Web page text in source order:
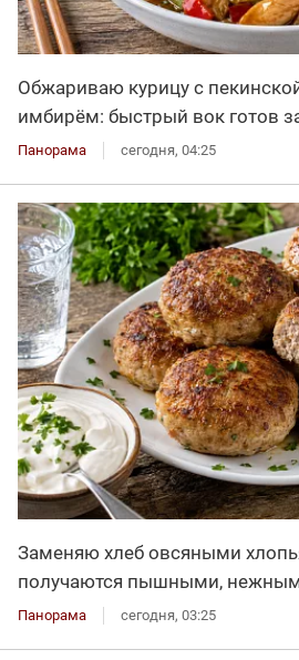
Обжариваю курицу с
имбирём: быстрый вок готов
Панорама сегодня, 04:25
Заменяю хлеб овсяными
получаются пышными,
Панорама сегодня, 03:25